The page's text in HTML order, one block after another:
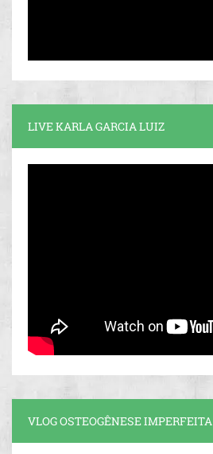
LIVE KARLA GARCIA LUIZ
VLOG OSTEOGÊNESE IMPERFEITA